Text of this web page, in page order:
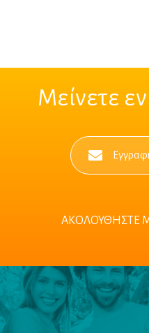
Μείνετε
ΑΚΟΛΟΥΘΗΣΤΕ